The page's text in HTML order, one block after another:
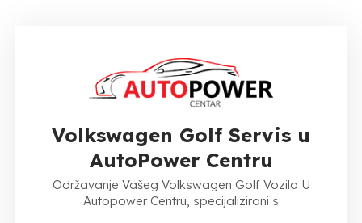
Volkswagen Golf Servis u
AutoPower Centru
Održavanje Vašeg Volkswagen Golf Vozila U
Autopower Centru, specijalizirani s